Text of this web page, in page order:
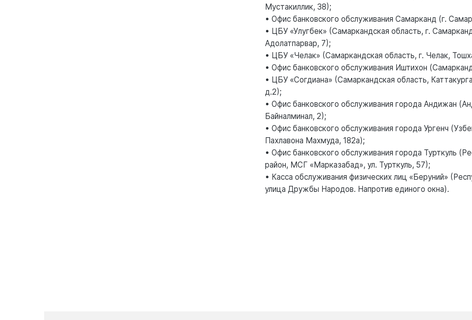
Мустакиллик, 38);
• Офис банковского обслуживания Самарканд (г.
• ЦБУ «Улугбек» (Самаркандская область, г.
Адолатпарвар, 7);
• ЦБУ «Челак» (Самаркандская область, г. Челак,
• Офис банковского обслуживания Иштихон
• ЦБУ «Согдиана» (Самаркандская область,
д.2);
• Офис банковского обслуживания города Андижан
Байналминал, 2);
• Офис банковского обслуживания города Ургенч
Пахлавона Махмуда, 182а);
• Офис банковского обслуживания города Турткуль
район, МСГ «Марказабад», ул. Турткуль, 57);
• Касса обслуживания физических лиц «Беруний»
улица Дружбы Народов. Напротив единого окна).